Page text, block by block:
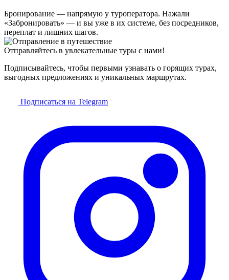
Бронирование — напрямую у туроператора. Нажали
«Забронировать» — и вы уже в их системе, без посредников,
переплат и лишних шагов.
Отправляйтесь в увлекательные туры с нами!
Подписывайтесь, чтобы первыми узнавать о горящих турах,
выгодных предложениях и уникальных маршрутах.
Подписаться на Telegram